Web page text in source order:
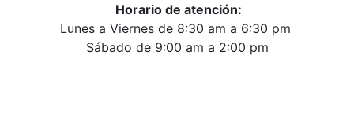
Horario de atención:
Lunes a Viernes de 8:30 am a 6:30 pm
Sábado de 9:00 am a 2:00 pm